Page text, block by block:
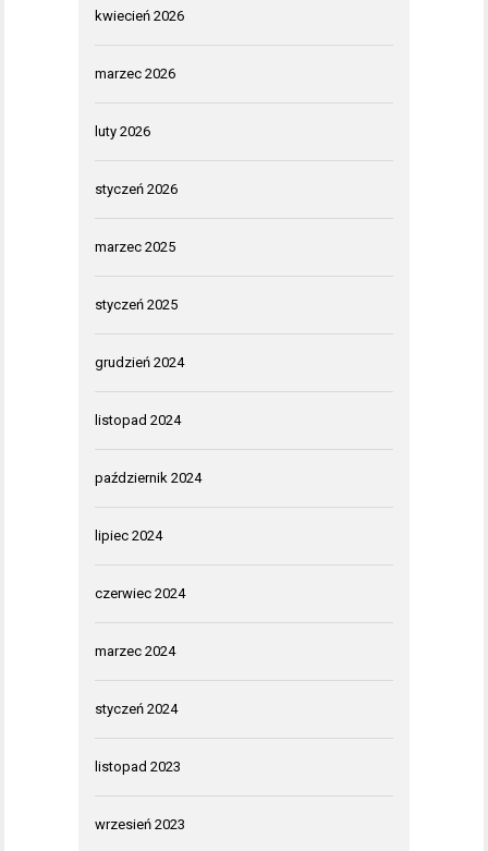
kwiecień 2026
marzec 2026
luty 2026
styczeń 2026
marzec 2025
styczeń 2025
grudzień 2024
listopad 2024
październik 2024
lipiec 2024
czerwiec 2024
marzec 2024
styczeń 2024
listopad 2023
wrzesień 2023